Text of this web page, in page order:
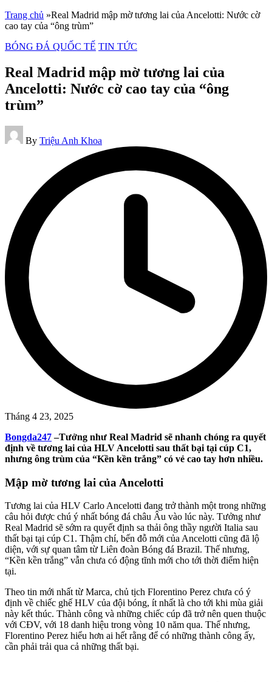
Skip
to
Trang chủ »Real Madrid mập mờ tương lai của Ancelotti: Nước cờ
cao tay của “ông trùm”
Posted
BÓNG ĐÁ QUỐC TẾ TIN TỨC
Real Madrid mập mờ tương lai của
Ancelotti: Nước cờ cao tay của “ông
trùm”
Posted
by
By Triệu Anh Khoa
Tháng 4 23, 2025
Bongda247–Tưởng như Real Madrid sẽ nhanh chóng ra quyết
định về tương lai của HLV Ancelotti sau thất bại tại cúp C1,
nhưng ông trùm của “Kền kền trắng” có vẻ cao tay hơn nhiều.
Mập mờ tương lai của Ancelotti
Tương lai của HLV Carlo Ancelotti đang trở thành một trong những
câu hỏi được chú ý nhất bóng đá châu Âu vào lúc này. Tưởng như
Real Madrid sẽ sớm ra quyết định sa thải ông thầy người Italia sau
thất bại tại cúp C1. Thậm chí, bến đỗ mới của Ancelotti cũng đã lộ
diện, với sự quan tâm từ Liên đoàn Bóng đá Brazil. Thế nhưng,
“Kền kền trắng” vẫn chưa có động tĩnh mới cho tới thời điểm hiện
tại.
Theo tin mới nhất từ Marca, chủ tịch Florentino Perez chưa có ý
định về chiếc ghế HLV của đội bóng, ít nhất là cho tới khi mùa giải
này kết thúc. Thành công và những chiếc cúp đã trở nên quen thuộc
với CĐV, với 18 danh hiệu trong vòng 10 năm qua. Thế nhưng,
Florentino Perez hiểu hơn ai hết rằng để có những thành công ấy,
cần phải trải qua cả những thất bại.